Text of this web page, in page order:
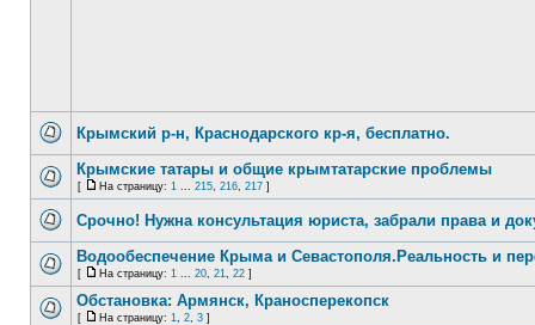
Крымский р-н, Краснодарского кр-я, бесплатно.
Крымские татары и общие крымтатарские проблемы
[ На страницу: 1 ... 215, 216, 217 ]
Срочно! Нужна консультация юриста, забрали права и
Водообеспечение Крыма и Севастополя.Реальность и
[ На страницу: 1 ... 20, 21, 22 ]
Обстановка: Армянск, Краносперекопск
[ На страницу: 1, 2, 3 ]